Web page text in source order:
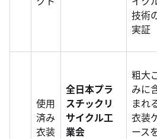
技術
実証
使用
済み
衣装
全日本プラ
スチックリ
サイクル工
業会
粗大
みに
まれ
衣装
ース